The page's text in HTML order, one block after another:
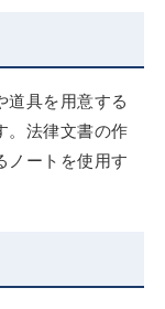
道具を用意する
。法律文書の作
ノートを使用す